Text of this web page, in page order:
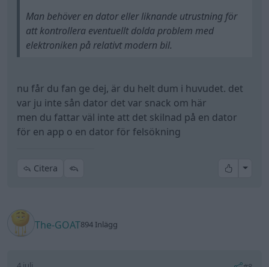
Man behöver en dator eller liknande utrustning för
att kontrollera eventuellt dolda problem med
elektroniken på relativt modern bil.
nu får du fan ge dej, är du helt dum i huvudet. det
var ju inte sån dator det var snack om här
men du fattar väl inte att det skilnad på en dator
för en app o en dator för felsökning
Citera All
The-GOAT894 Inlägg